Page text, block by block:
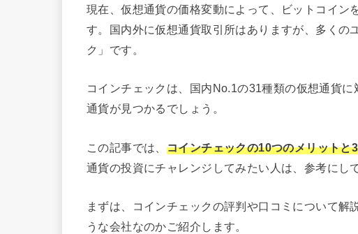
現在、仮想通貨の価格変動によって、ビットコイン
す。国内外に仮想通貨取引所はありますが、多くの
ク」です。
コインチェックは、国内No.1の31種類の仮想通貨
通貨が見つかるでしょう。
この記事では、 コインチェックの10つのメリットと
通貨の投資にチャレンジしてみたい人は、参考にし
まずは、コインチェックの評判や口コミについて解
うな会社なのかご紹介します。